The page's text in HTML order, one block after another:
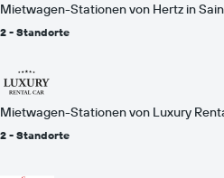
Mietwagen-Stationen von Hertz in
2 - Standorte
Mietwagen-Stationen von Luxury
2 - Standorte